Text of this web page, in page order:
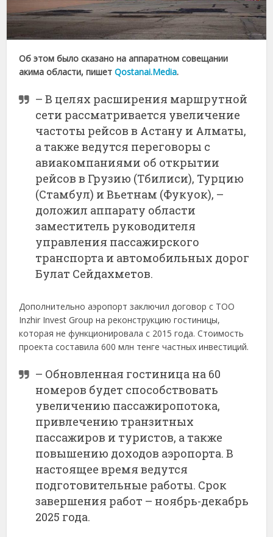
Об этом было сказано на аппаратном совещании
акима области, пишетQostanai.Media.
– В целях расширения маршрутной
сети рассматривается увеличение
частоты рейсов в Астану и Алматы,
а также ведутся переговоры с
авиакомпаниями об открытии
рейсов в Грузию (Тбилиси), Турцию
(Стамбул) и Вьетнам (Фукуок), –
доложил аппарату области
заместитель руководителя
управления пассажирского
транспорта и автомобильных дорог
Булат Сейдахметов.
Дополнительно аэропорт заключил договор с ТОО
Inzhir Invest Group на реконструкцию гостиницы,
которая не функционировала с 2015 года. Стоимость
проекта составила 600 млн тенге частных инвестиций.
– Обновленная гостиница на 60
номеров будет способствовать
увеличению пассажиропотока,
привлечению транзитных
пассажиров и туристов, а также
повышению доходов аэропорта. В
настоящее время ведутся
подготовительные работы. Срок
завершения работ – ноябрь-декабрь
2025 года.